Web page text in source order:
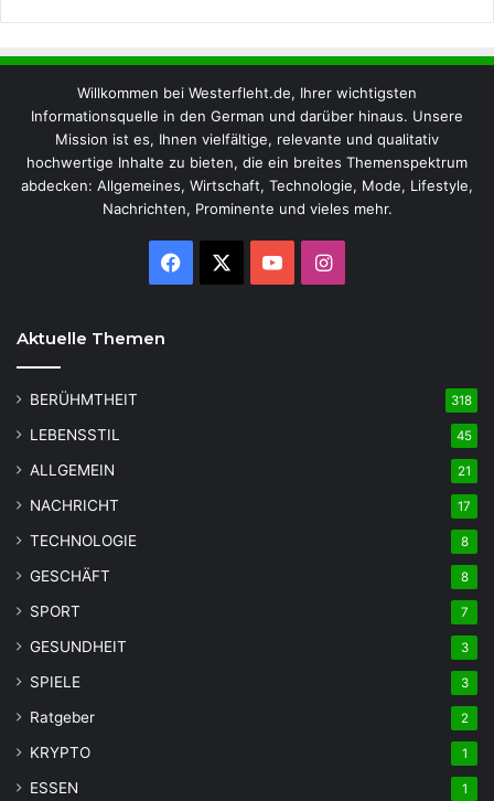
Willkommen bei Westerfleht.de, Ihrer wichtigsten
Informationsquelle in den German und darüber hinaus. Unsere
Mission ist es, Ihnen vielfältige, relevante und qualitativ
hochwertige Inhalte zu bieten, die ein breites Themenspektrum
abdecken: Allgemeines, Wirtschaft, Technologie, Mode, Lifestyle,
Nachrichten, Prominente und vieles mehr.
Facebook YouTubeInstagram
Aktuelle Themen
BERÜHMTHEIT 318
LEBENSSTIL 45
ALLGEMEIN 21
NACHRICHT 17
TECHNOLOGIE 8
GESCHÄFT 8
SPORT 7
GESUNDHEIT 3
SPIELE 3
Ratgeber 2
KRYPTO 1
ESSEN 1